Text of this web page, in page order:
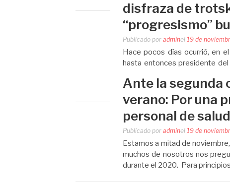
disfraza de
“progresismo”
Publicado por adminel 19 de
Hace pocos días ocurrió, en
hasta entonces presidente del
acusado…
Ante la segunda
verano: Por una
personal de salud
Publicado por adminel 19 de
Estamos a mitad de
muchos de nosotros nos
durante el 2020. Para